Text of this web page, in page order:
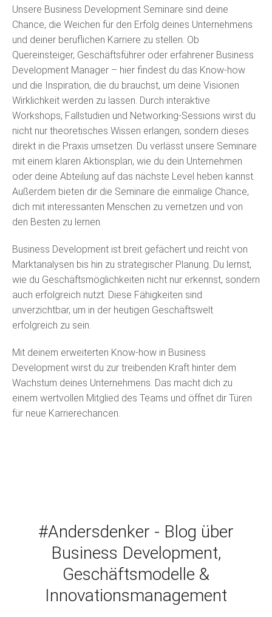
Unsere Business Development Seminare sind deine
Chance, die Weichen für den Erfolg deines Unternehmens
und deiner beruflichen Karriere zu stellen. Ob
Quereinsteiger, Geschäftsführer oder erfahrener Business
Development Manager – hier findest du das Know-how
und die Inspiration, die du brauchst, um deine Visionen
Wirklichkeit werden zu lassen. Durch interaktive
Workshops, Fallstudien und Networking-Sessions wirst du
nicht nur theoretisches Wissen erlangen, sondern dieses
direkt in die Praxis umsetzen. Du verlässt unsere Seminare
mit einem klaren Aktionsplan, wie du dein Unternehmen
oder deine Abteilung auf das nächste Level heben kannst.
Außerdem bieten dir die Seminare die einmalige Chance,
dich mit interessanten Menschen zu vernetzen und von
den Besten zu lernen.
Business Development ist breit gefächert und reicht von
Marktanalysen bis hin zu strategischer Planung. Du lernst,
wie du Geschäftsmöglichkeiten nicht nur erkennst, sondern
auch erfolgreich nutzt. Diese Fähigkeiten sind
unverzichtbar, um in der heutigen Geschäftswelt
erfolgreich zu sein.
Mit deinem erweiterten Know-how in Business
Development wirst du zur treibenden Kraft hinter dem
Wachstum deines Unternehmens. Das macht dich zu
einem wertvollen Mitglied des Teams und öffnet dir Türen
für neue Karrierechancen.
#Andersdenker - Blog über
Business Development,
Geschäftsmodelle &
Innovationsmanagement